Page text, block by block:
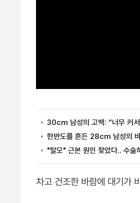
차고 건조한 바람에 대기가